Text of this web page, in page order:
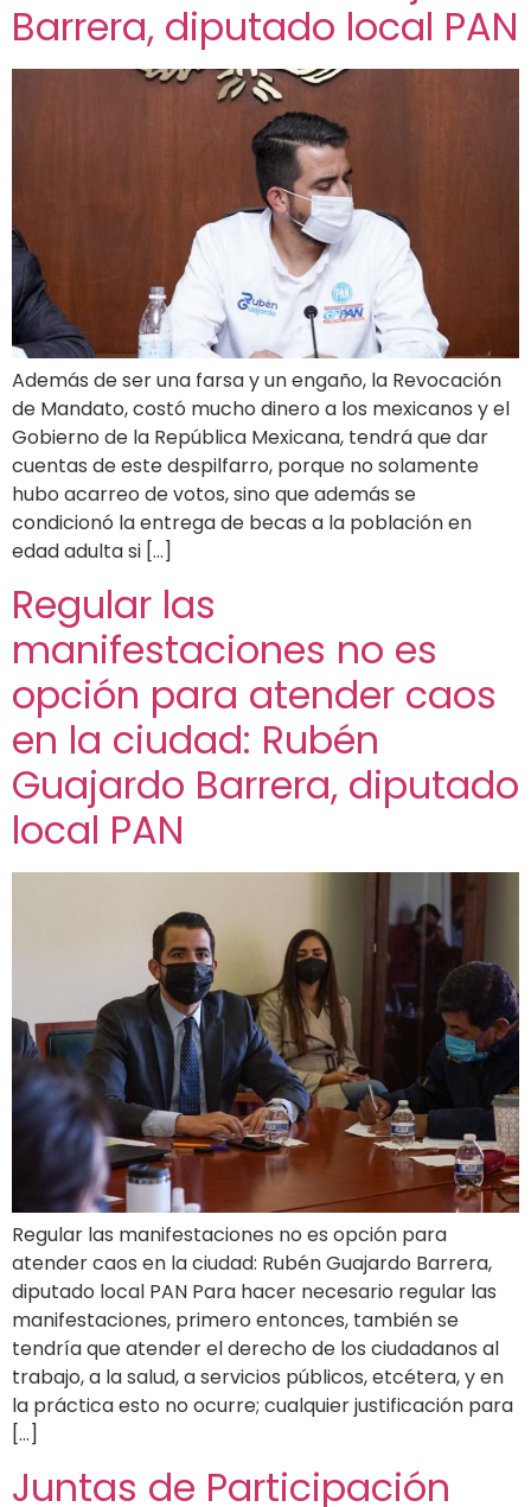
Barrera, diputado local PAN
Además de ser una farsa y un engaño, la Revocación
de Mandato, costó mucho dinero a los mexicanos y el
Gobierno de la República Mexicana, tendrá que dar
cuentas de este despilfarro, porque no solamente
hubo acarreo de votos, sino que además se
condicionó la entrega de becas a la población en
edad adulta si […]
Regular las
manifestaciones no es
opción para atender caos
en la ciudad: Rubén
Guajardo Barrera, diputado
local PAN
Regular las manifestaciones no es opción para
atender caos en la ciudad: Rubén Guajardo Barrera,
diputado local PAN Para hacer necesario regular las
manifestaciones, primero entonces, también se
tendría que atender el derecho de los ciudadanos al
trabajo, a la salud, a servicios públicos, etcétera, y en
la práctica esto no ocurre; cualquier justificación para
[…]
Juntas de Participación